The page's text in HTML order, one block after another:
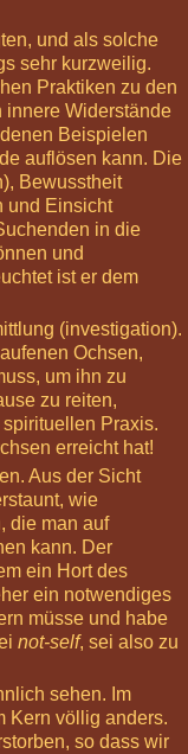
und als solche
sehr kurzweilig.
Praktiken zu den
innere Widerstände
Beispielen
auflösen kann. Die
Bewusstheit
und Einsicht
in die
und
ist er dem
(investigation).
Ochsen,
um ihn zu
zu reiten,
Praxis.
erreicht hat!
Aus der Sicht
wie
die man auf
kann. Der
ein Hort des
ein notwendiges
müsse und habe
not-self, sei also zu
sehen. Im
Kern völlig anders.
so dass wir